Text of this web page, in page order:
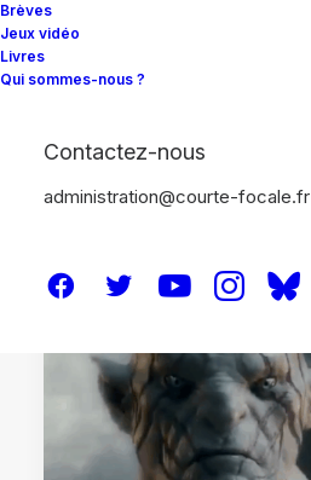
Brèves
Jeux vidéo
Livres
Qui sommes-nous ?
Contactez-nous
administration@courte-focale.fr